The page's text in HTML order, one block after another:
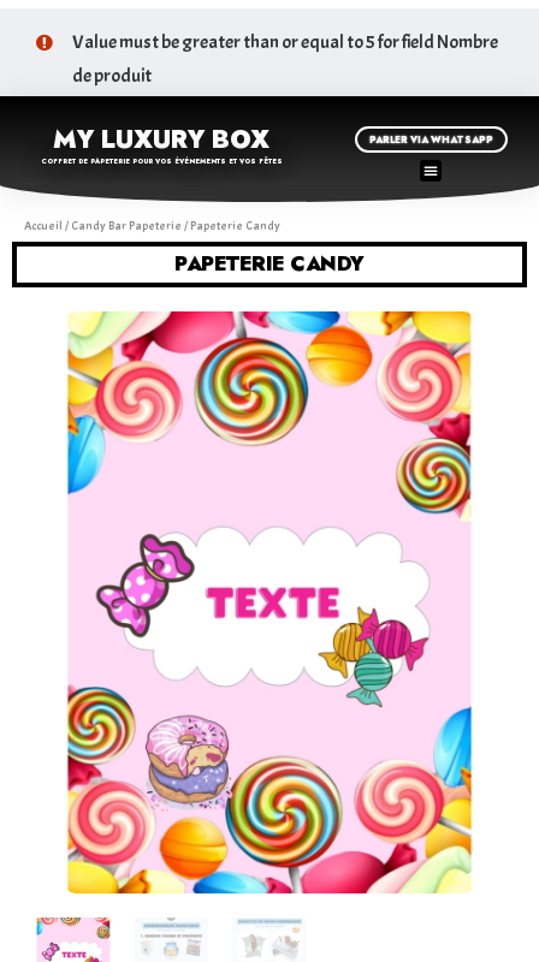
Value must be greater than or equal to 5 for field Nombre
de produit
MY LUXURY BOX
COFFRET DE PAPETERIE POUR VOS ÉVÉNEMENTS ET VOS FÊTES
PARLER VIA WHATSAPP
Accueil / Candy Bar Papeterie / Papeterie Candy
PAPETERIE CANDY